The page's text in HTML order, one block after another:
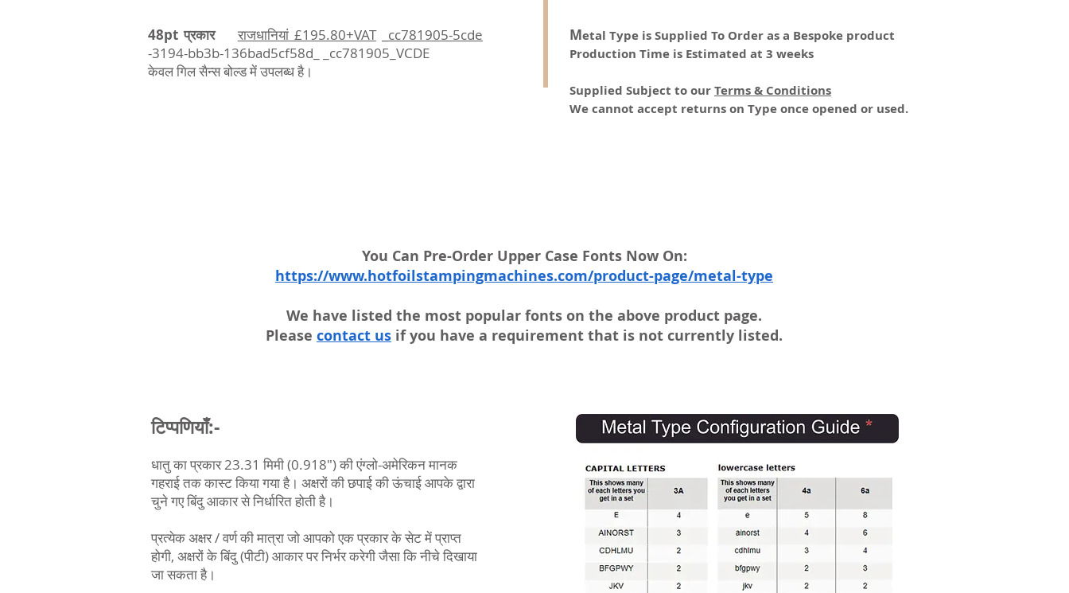
48pt प्रकार राजधानियां £195.80+VAT
_cc781905-5cde
-3194-bb3b-136bad5cf58d_ _cc781905_VCDE
केवल गिल सैन्स बोल्ड में उपलब्ध है।
Metal Type is Supplied To Order as a Bespoke product
Production Time is Estimated at 3 weeks
Supplied Subject to ourTerms & Conditions
We cannot accept returns on Type once opened or used.
You Can Pre-Order Upper Case Fonts Now On:
https://www.hotfoilstampingmachines.com/product-page/metal-type
We have listed the most popular fonts on the above product page.
Please contact us if you have a requirement that is not currently listed.
टिप्पणियाँ:-
धातु का प्रकार 23.31 मिमी (0.918") की एंग्लो-अमेरिकन मानक
गहराई तक कास्ट किया गया है। अक्षरों की छपाई की ऊंचाई आपके द्वारा
चुने गए बिंदु आकार से निर्धारित होती है।
प्रत्येक अक्षर / वर्ण की मात्रा जो आपको एक प्रकार के सेट में प्राप्त
होगी, अक्षरों के बिंदु (पीटी) आकार पर निर्भर करेगी जैसा कि नीचे दिखाया
जा सकता है।